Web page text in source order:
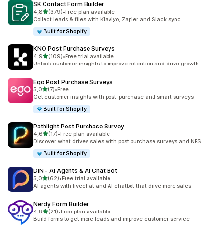
SK Contact Form Builder
4,8de 5 estrelas
(379)
379 total de avaliações
•Free plan available
Collect leads & files with Klaviyo, Zapier and Slack sync
Built for Shopify
KNO Post Purchase Surveys
4,9de 5 estrelas
(109)
109 total de avaliações
•Free trial available
Unlock customer insights to improve retention and drive growth
Ego Post Purchase Surveys
5,0de 5 estrelas
(7)
7 total de avaliações
•Free
Get customer insights with post-purchase and smart surveys
Built for Shopify
Pathlight Post Purchase Survey
4,6de 5 estrelas
(17)
17 total de avaliações
•Free plan available
Discover what drives sales with post purchase surveys and NPS
Built for Shopify
DIN ‑ AI Agents & AI Chat Bot
5,0de 5 estrelas
(62)
62 total de avaliações
•Free trial available
AI agents with livechat and AI chatbot that drive more sales
Nerdy Form Builder
4,9de 5 estrelas
(21)
21 total de avaliações
•Free plan available
Build forms to get more leads and improve customer service